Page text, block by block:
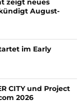
zeigt neues
August-
im Early
CITY und Project
2026